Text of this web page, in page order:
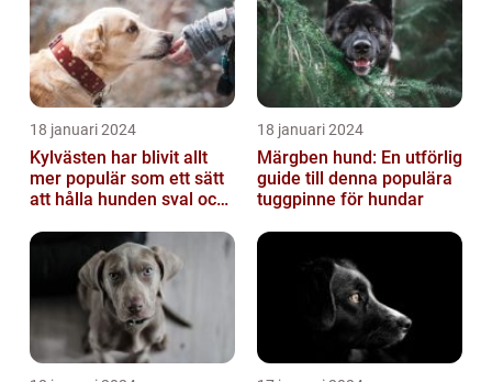
18 januari 2024
Kylvästen har blivit allt
mer populär som ett sätt
att hålla hunden sval och
väde...
18 januari 2024
Märgben hund: En utförlig
guide till denna populära
tuggpinne för hundar